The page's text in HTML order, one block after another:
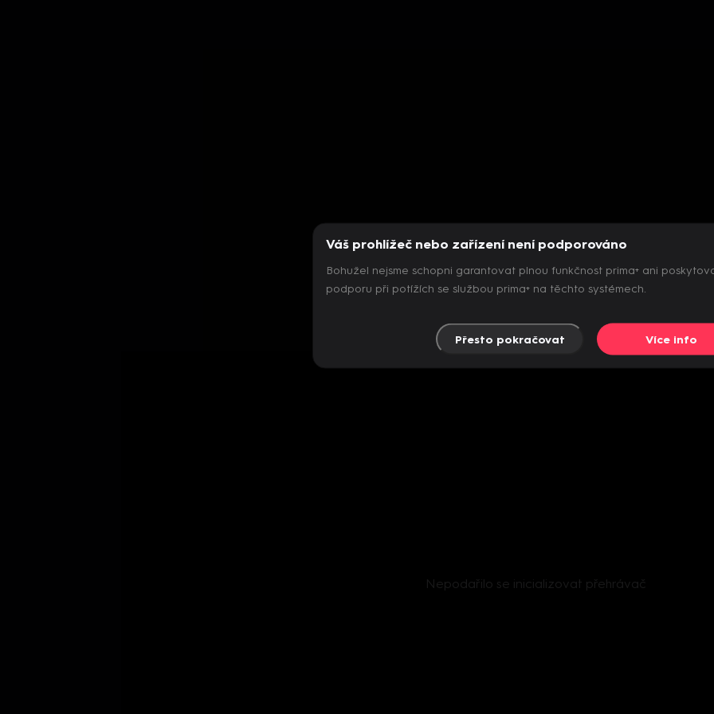
Nepodařilo se inicializovat přehrávač
Váš prohlížeč nebo zařízení není podporováno
Bohužel nejsme schopni garantovat plnou funkčnost prima+ ani
podporu při potížích se službou prima+ na těchto systémech.
Přesto pokračovat Více info